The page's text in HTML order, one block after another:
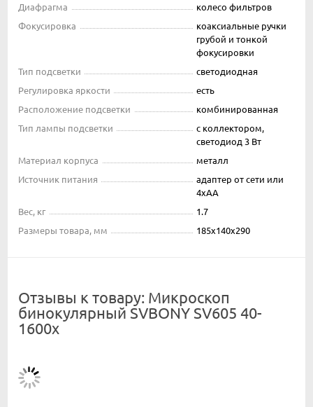
Диафрагма
колесо фильтров
Фокусировка
коаксиальные ручки
грубой и тонкой
фокусировки
Тип подсветки
светодиодная
Регулировка яркости
есть
Расположение подсветки
комбинированная
Тип лампы подсветки
с коллектором,
светодиод 3 Вт
Материал корпуса
металл
Источник питания
адаптер от сети или
4xAA
Вес, кг
1.7
Размеры товара, мм
185x140x290
Отзывы к товару: Микроскоп
бинокулярный SVBONY SV605 40-
1600х